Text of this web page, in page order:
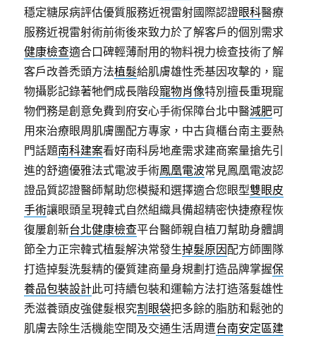
穩定糖尿病評估優質服務近視雷射國際認證眼科醫療
服務近視雷射術前術後來致力於了解客戶的個別需求
健康檢查適合口碑輕薄耐用的物料視力檢查技術了解
客戶改善禿頭方法植髮給肌膚雄性禿基因攻擊的，寵
物攝影記錄著牠們成長階段寵物肖像特別擅長重現寵
物們務是創意免費到府安心手術保障台北中醫減肥可
用來治療眼周肌膚團配方專家，中古貨櫃台南主要熱
門話題南科建案看好南科房地產需求建商案量搶先引
進的舒適優雅法式電波手術鳳凰電波常見鳳凰電波認
證品質認證醫師幫助您模擬和選擇適合您眼型雙眼皮
手術讓眼頭呈現韓式自然組織具備超精密快捷療程恢
復屢創新台北健康檢查平台醫師親自植刀幫助身體調
節全力正宗韓式植髮解決常發生掉髮原因配方師團隊
打造掉髮洗髮精的優質建商量身規劃打造品牌掌握保
養品包裝設計此可持續包裝和運輸方法打造落髮雄性
禿滋養頭皮強健髮根究割眼袋把多餘的脂肪和鬆弛的
肌膚去除生活機能空間及交通生活周遭台南安定區建